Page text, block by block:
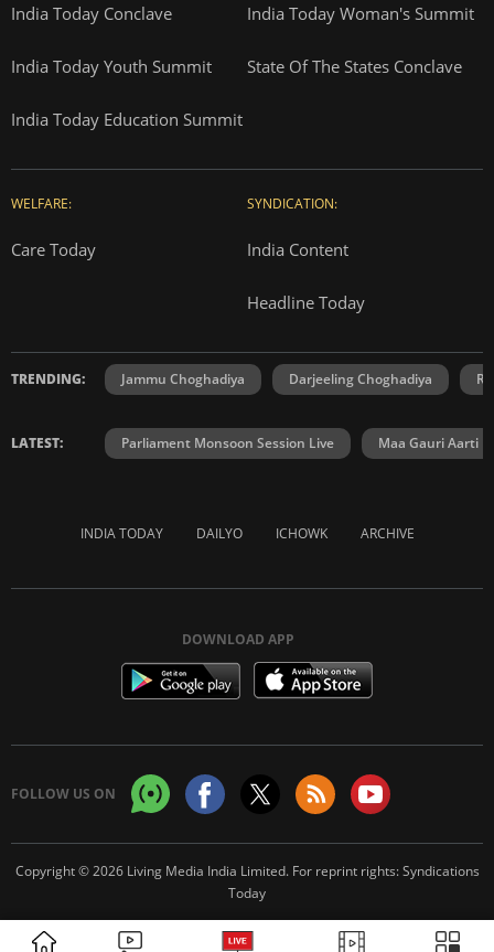
India Today Conclave India Today Woman's Summit
India Today Youth Summit State Of The States Conclave
India Today Education Summit
WELFARE:
Care Today
SYNDICATION:
India Content
Headline Today
TRENDING: Jammu Choghadiya Darjeeling Choghadiya
LATEST: Parliament Monsoon Session Live Maa Gauri Aarti
INDIA TODAY DAILYO ICHOWK ARCHIVE
DOWNLOAD APP
FOLLOW US ON
Copyright © 2026 Living Media India Limited. For reprint rights:Syndications
Today